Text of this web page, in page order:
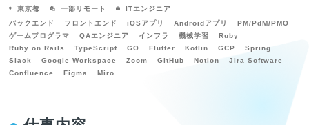
東京都 一部リモート
ITエンジニア
バックエンド
フロントエンド iOSアプリ Androidアプリ
PM/PdM/PMO
ゲームプログラマ
QAエンジニア インフラ 機械学習
Ruby
Ruby on Rails
TypeScript GO Flutter Kotlin GCP
Spring
Slack
Google Workspace Zoom GitHub Notion
Jira Software
Confluence
Figma Miro